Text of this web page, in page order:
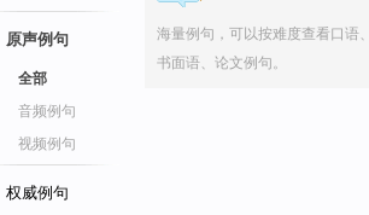
原声例句
全部
音频例句
视频例句
权威例句
海量例句，可以按难度查看口语、
书面语、论文例句。